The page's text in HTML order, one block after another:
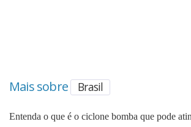
Mais sobre Brasil
Entenda o que é o ciclone bomba que pode